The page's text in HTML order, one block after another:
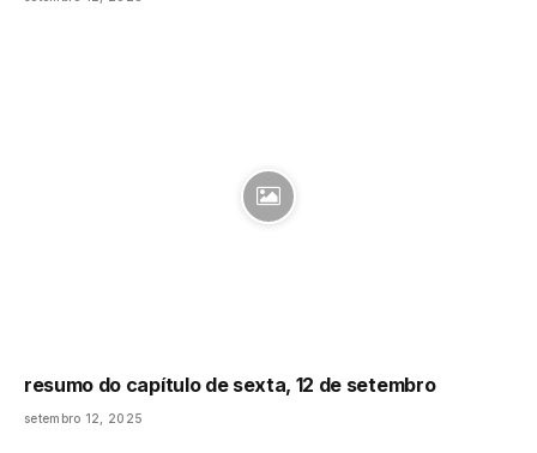
resumo do capítulo de sexta, 12 de setembro
setembro 12, 2025